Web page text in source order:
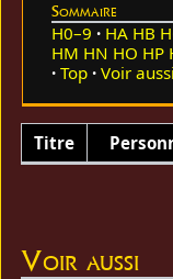
Sommaire
H0–9 HA HB
HM HN HO HP
Top
Voir aussi
Titre
Voir aussi